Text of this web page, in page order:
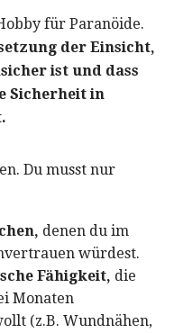
für Paranöide.
der Einsicht,
ist und dass
Sicherheit in
Du musst nur
denen du im
würdest.
Fähigkeit, die
Monaten
(z.B. Wundnähen,